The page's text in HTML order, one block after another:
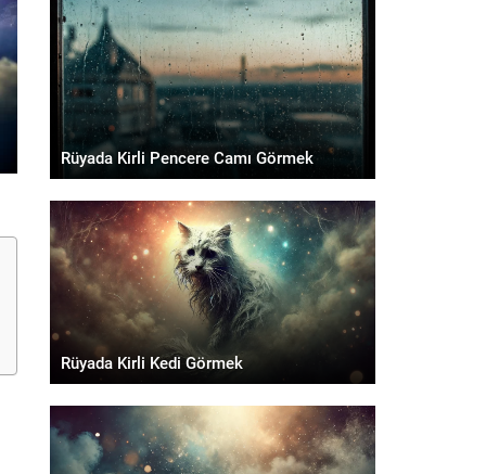
Rüyada Kirli Pencere Camı Görmek
Rüyada Kirli Kedi Görmek